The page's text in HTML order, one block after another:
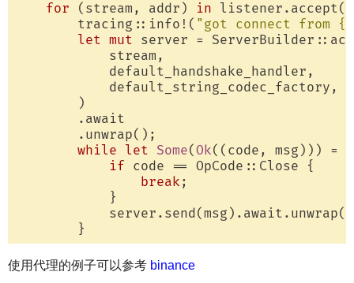
for (stream, addr) in
        tracing::info!(
"got connect from
let mut server =
            stream,
            default_handshake_handler,
            default_string_codec_factory,
        )
        .await
        .unwrap();
while let Some( Ok((code, msg))) =
if code == OpCode::Close {
break ;
            }
使用代理的例子可以参考 binance